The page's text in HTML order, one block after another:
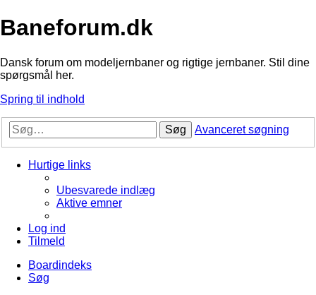
Baneforum.dk
Dansk forum om modeljernbaner og rigtige jernbaner. Stil dine
spørgsmål her.
Spring til indhold
Søg Avanceret søgning
Hurtige links
Ubesvarede indlæg
Aktive emner
Log ind
Tilmeld
Boardindeks
Søg